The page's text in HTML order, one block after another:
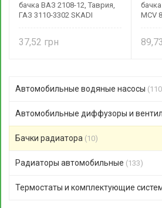
бачка ВАЗ 2108-12, Таврия,
ГАЗ 3110-3302 SKADI
37,52
MCV
89,73
Автомобильные водяные насосы
Автомобильные диффузоры и
Бачки радиатора (10)
Радиаторы автомобильные (133)
Термостаты и комплектующие